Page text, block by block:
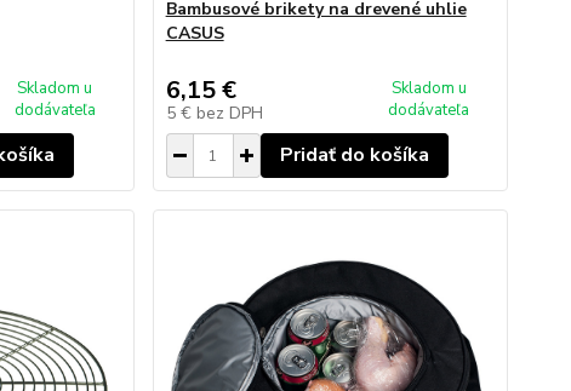
Skladom u
dodávateľa
Bambusové brikety na drevené uhlie
CASUS
6,15 €
5 € bez DPH
Skladom u
dodávateľa
Pridať do košíka